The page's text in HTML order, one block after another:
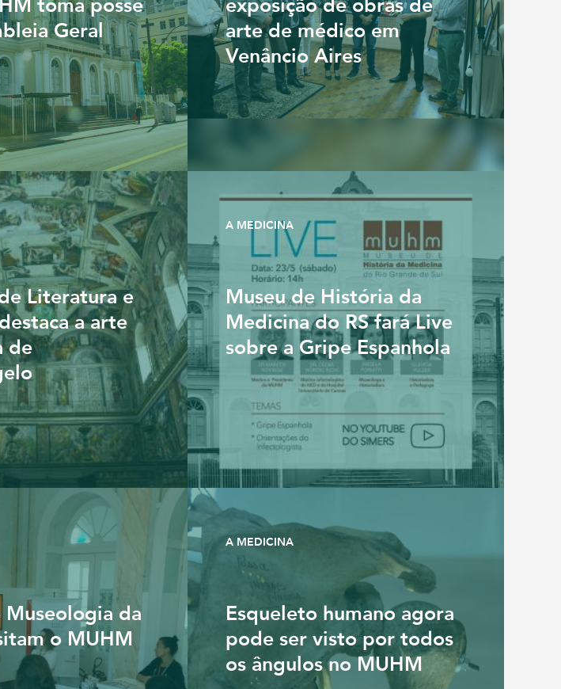
toma posse
Geral
exposição de obras de
arte de médico em
Venâncio Aires
Literatura e
a arte
de
A MEDICINA
Museu de História da
Medicina do RS fará Live
sobre a Gripe Espanhola
da
o MUHM
A MEDICINA
Esqueleto humano agora
pode ser visto por todos
os ângulos no MUHM